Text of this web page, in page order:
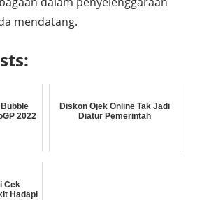
mendatang.
2022
Diskon Ojek Online Tak Jadi
Diatur Pemerintah
Cek
Hadapi